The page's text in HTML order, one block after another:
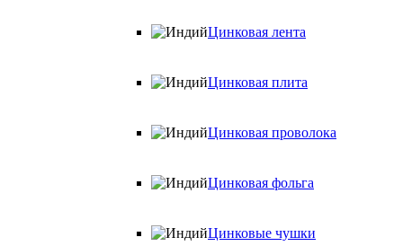
Цинковая лента
Цинковая плита
Цинковая проволока
Цинковая фольга
Цинковые чушки